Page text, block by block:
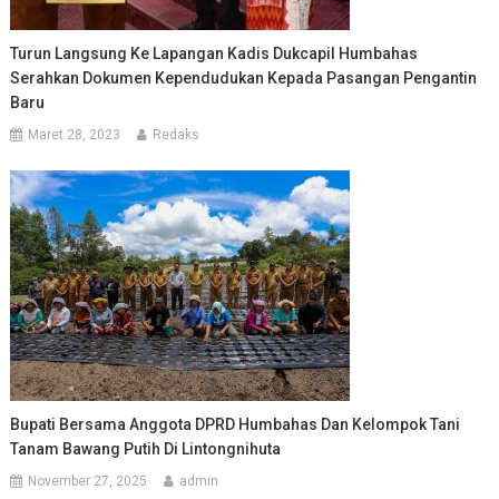
Turun Langsung Ke Lapangan Kadis Dukcapil Humbahas
Serahkan Dokumen Kependudukan Kepada Pasangan Pengantin
Baru
Maret 28, 2023 Redaks
Bupati Bersama Anggota DPRD Humbahas Dan Kelompok Tani
Tanam Bawang Putih Di Lintongnihuta
November 27, 2025 admin